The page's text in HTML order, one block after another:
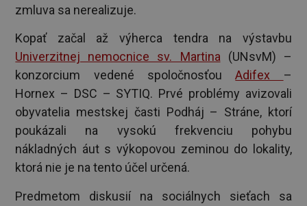
zmluva sa nerealizuje.
Kopať začal až výherca tendra na výstavbu
Univerzitnej nemocnice sv. Martina(UNsvM) –
konzorcium vedené spoločnosťouAdifex –
Hornex – DSC – SYTIQ. Prvé problémy avizovali
obyvatelia mestskej časti Podháj – Stráne, ktorí
poukázali na vysokú frekvenciu pohybu
nákladných áut s výkopovou zeminou do lokality,
ktorá nie je na tento účel určená.
Predmetom diskusií na sociálnych sieťach sa